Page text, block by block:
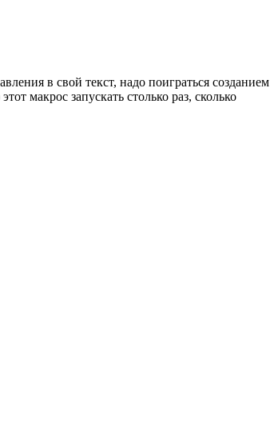
в свой текст, надо поиграться созданием
макрос запускать столько раз, сколько